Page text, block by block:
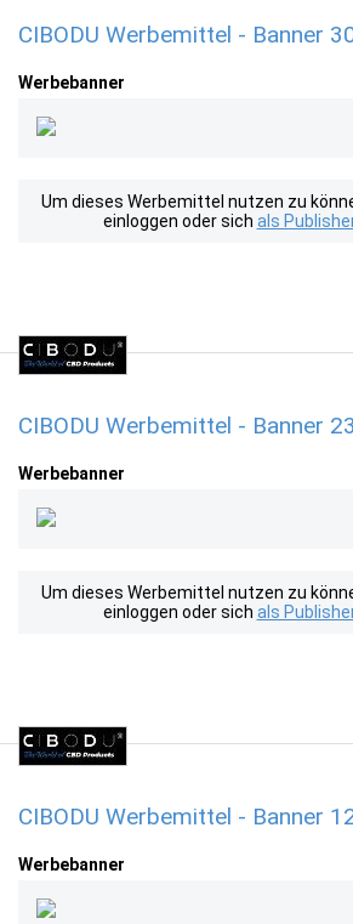
CIBODU Werbemittel - Banner
Werbebanner
Um dieses Werbemittel nutzen zu
einloggen oder sich als
CIBODU Werbemittel - Banner
Werbebanner
Um dieses Werbemittel nutzen zu
einloggen oder sich als
CIBODU Werbemittel - Banner
Werbebanner